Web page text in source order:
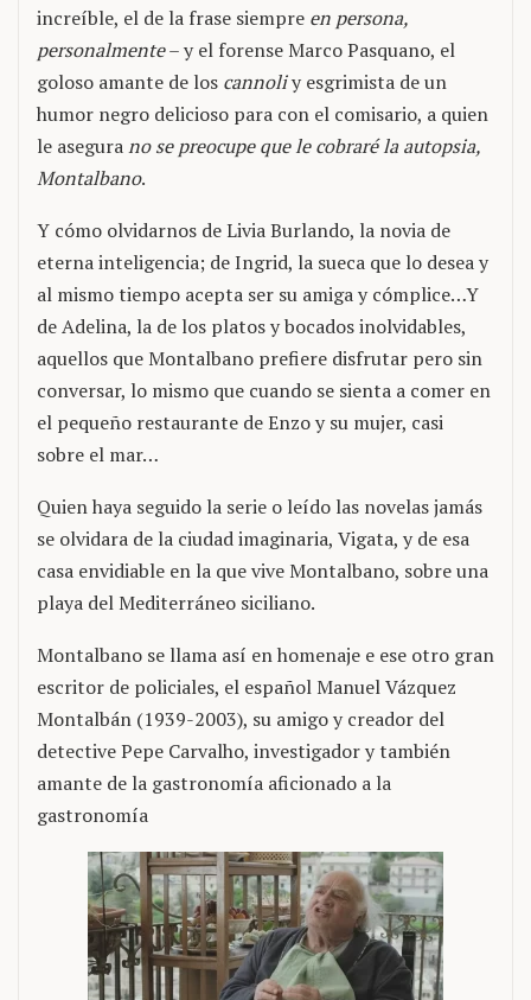
increíble, el de la frase siempre en persona,
personalmente– y el forense Marco Pasquano, el
goloso amante de los cannoliy esgrimista de un
humor negro delicioso para con el comisario, a quien
le asegurano se preocupe que le cobraré la autopsia,
Montalbano.
Y cómo olvidarnos de Livia Burlando, la novia de
eterna inteligencia; de Ingrid, la sueca que lo desea y
al mismo tiempo acepta ser su amiga y cómplice…Y
de Adelina, la de los platos y bocados inolvidables,
aquellos que Montalbano prefiere disfrutar pero sin
conversar, lo mismo que cuando se sienta a comer en
el pequeño restaurante de Enzo y su mujer, casi
sobre el mar…
Quien haya seguido la serie o leído las novelas jamás
se olvidara de la ciudad imaginaria, Vigata, y de esa
casa envidiable en la que vive Montalbano, sobre una
playa del Mediterráneo siciliano.
Montalbano se llama así en homenaje e ese otro gran
escritor de policiales, el español Manuel Vázquez
Montalbán (1939-2003), su amigo y creador del
detective Pepe Carvalho, investigador y también
amante de la gastronomía aficionado a la
gastronomía